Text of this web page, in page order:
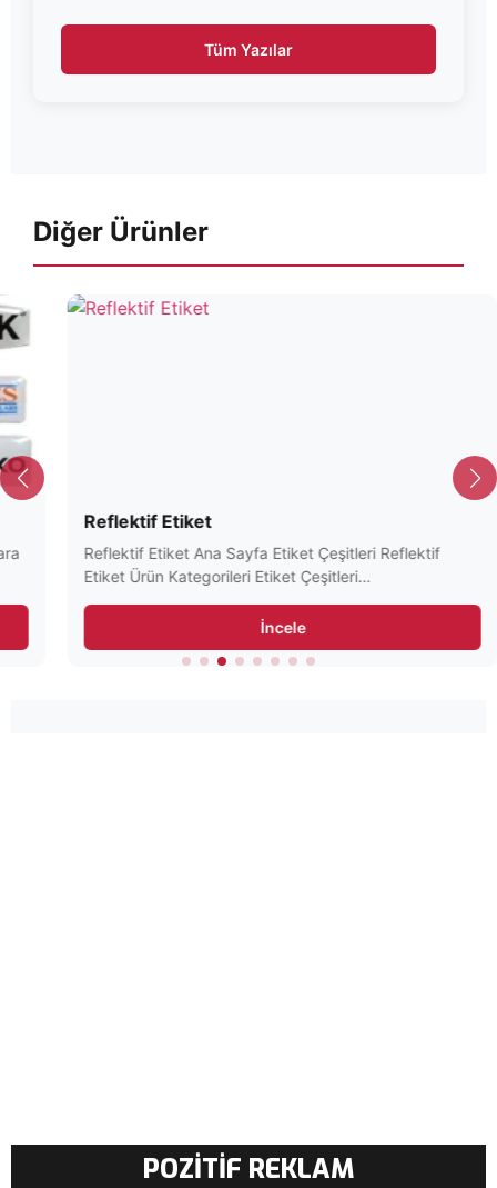
Tüm Yazılar
Diğer Ürünler
Reflektif Etiket
Reflektif Etiket Ana Sayfa Etiket Çeşitleri Reflektif
Etiket Ürün Kategorileri Etiket Çeşitleri…
İncele
POZİTİF REKLAM